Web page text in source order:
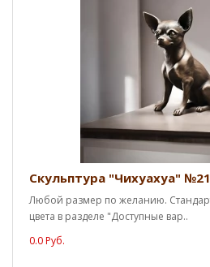
Скульптура "Чихуахуа"
Любой размер по желанию.
цвета в разделе "Доступные вар..
0.0 Руб.